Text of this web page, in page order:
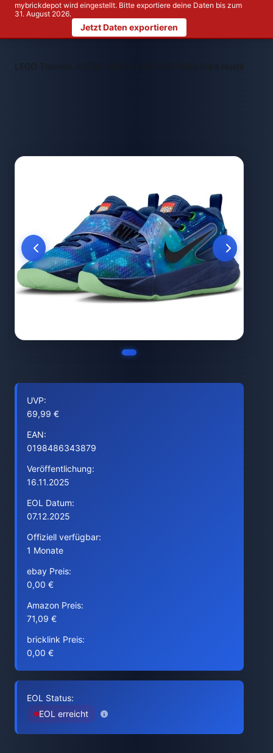
mybrickdepot wird eingestellt. Bitte exportiere deine Daten bis zum
31. August 2026.
Jetzt Daten exportieren
LEGO Themen > LEGO 5010048 Nike Hustle D
UVP:
69,99 €
EAN:
0198486343879
Veröffentlichung:
16.11.2025
EOL Datum:
07.12.2025
Offiziell verfügbar:
1 Monate
ebay Preis:
0,00 €
Amazon Preis:
71,09 €
bricklink Preis:
0,00 €
EOL Status:
EOL erreicht